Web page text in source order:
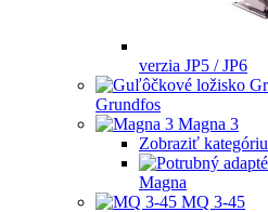
verzia JP5 / JP6
Grundfos
Magna 3
Zobraziť kategóriu
Magna
MQ 3-45